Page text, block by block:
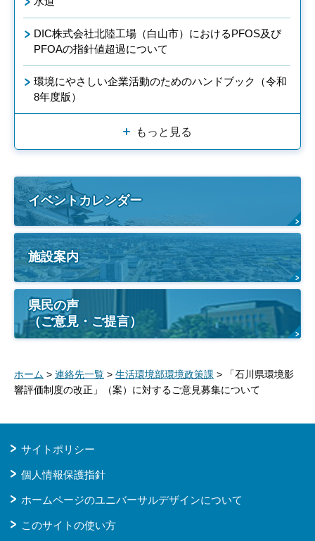
DIC株式会社北陸工場（白山市）におけるPFOS及び
PFOAの指針値超過について
環境にやさしい企業活動のためのハンドブック（令和
8年度版）
もっと見る
イベントカレンダー
施設案内
県民の声
（ご意見・ご提言）
ホーム > 連絡先一覧 > 生活環境部環境政策課 > 「石川県環境影
響評価制度の改正」（案）に対するご意見募集について
サイトポリシー
個人情報保護指針
ホームページのユニバーサルデザインについて
このサイトの使い方